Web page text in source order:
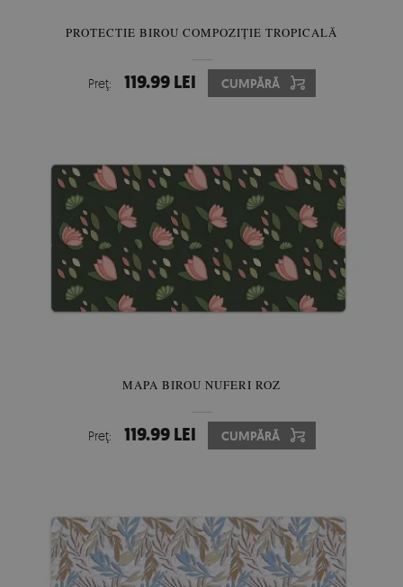
PROTECTIE BIROU COMPOZIȚIE TROPICALĂ
Preţ: 119.99 LEI CUMPĂRĂ
MAPA BIROU NUFERI ROZ
Preţ: 119.99 LEI CUMPĂRĂ